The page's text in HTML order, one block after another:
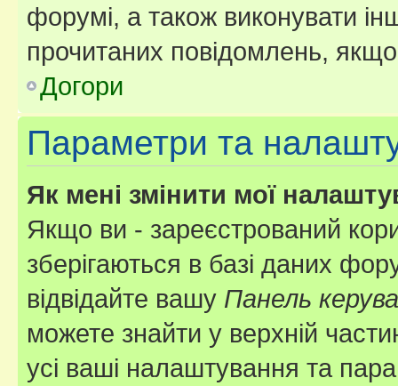
форумі, а також виконувати
прочитаних повідомлень,
Догори
Параметри та
Як мені змінити мої
Якщо ви - зареєстрований
зберігаються в базі даних
відвідайте вашу Панель
можете знайти у верхній
усі ваші налаштування та